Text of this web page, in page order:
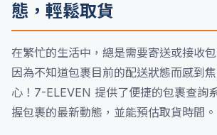
態，輕鬆取貨
在繁忙的生活中，總是需要寄送或接收
因為不知道包裹目前的配送狀態而感到
心！7-ELEVEN 提供了便捷的包裹查詢
握包裹的最新動態，並能預估取貨時間。